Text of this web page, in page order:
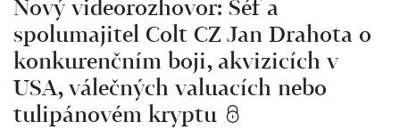
Nový videorozhovor: Šéf a
spolumajitel Colt CZ Jan Drahota o
konkurenčním boji, akvizicích v
USA, válečných valuacích nebo
tulipánovém kryptu